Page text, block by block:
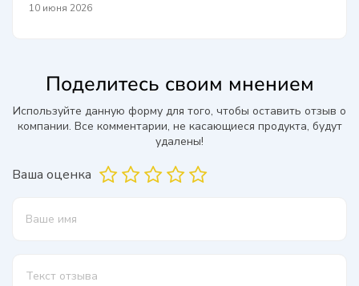
10 июня 2026
Поделитесь своим мнением
Используйте данную форму для того, чтобы оставить отзыв о
компании. Все комментарии, не касающиеся продукта, будут
удалены!
Ваша оценка